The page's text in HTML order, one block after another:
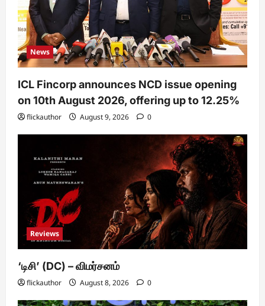
News
ICL Fincorp announces NCD issue opening
on 10th August 2026, offering up to 12.25%
flickauthor August 9, 2026 0
Reviews
‘டிசி’ (DC) – விமர்சனம்
flickauthor August 8, 2026 0